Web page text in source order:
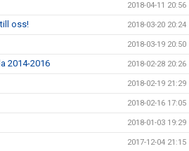
2018-04-11 20:56
oss! 2018-03-20 20:24
2018-03-19 20:50
2014-2016 2018-02-28 20:26
2018-02-19 21:29
2018-02-16 17:05
2018-01-03 19:29
2017-12-04 21:15